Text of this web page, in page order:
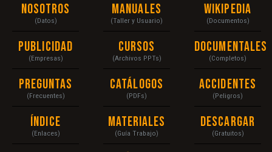
Nosotros
(Datos)
Publicidad
(Empresas)
Preguntas
(Frecuentes)
Índice
(Enlaces)
Manuales
(Taller y Usuario)
Cursos
(Archivos PPTs)
Catálogos
(PDFs)
Materiales
(Guía Trabajo)
Wikipedia
(Documentos)
Documentales
(Completos)
Accidentes
(Peligros)
Descargar
(Gratuitos)